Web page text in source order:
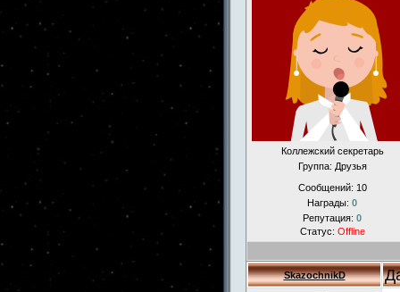
Коллежский секретарь
Группа: Друзья
Сообщений: 10
Награды: 0
Репутация: 0
Статус: Offline
SkazochnikD